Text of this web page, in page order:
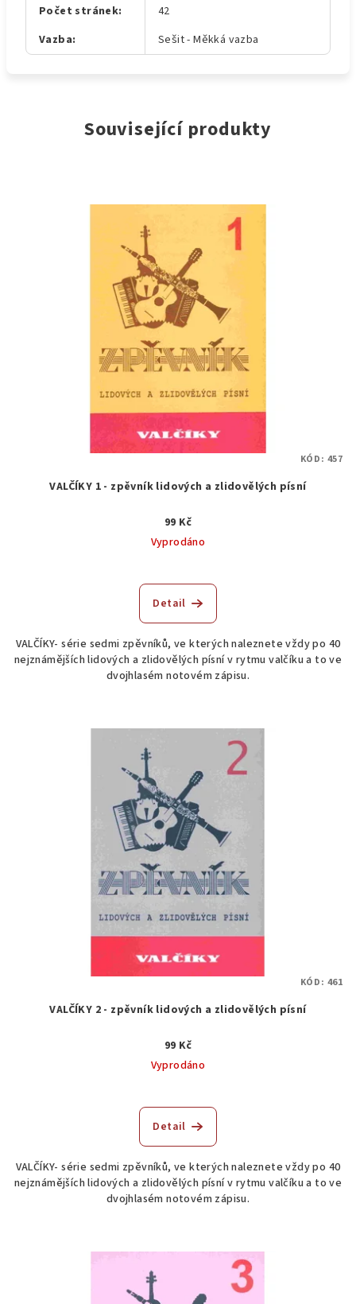
Počet stránek:
42
Vazba: Sešit - Měkká vazba
Související produkty
VALČÍKY 1 - zpěvník lidových a zlidovělých písní
99 Kč
Vyprodáno
Detail
VALČÍKY- série sedmi zpěvníků, ve kterých naleznete vždy po 40
nejznámějších lidových a zlidovělých písní v rytmu valčíku a to ve
dvojhlasém notovém zápisu.
KÓD: 457
VALČÍKY 2 - zpěvník lidových a zlidovělých písní
99 Kč
Vyprodáno
Detail
VALČÍKY- série sedmi zpěvníků, ve kterých naleznete vždy po 40
nejznámějších lidových a zlidovělých písní v rytmu valčíku a to ve
dvojhlasém notovém zápisu.
KÓD: 461